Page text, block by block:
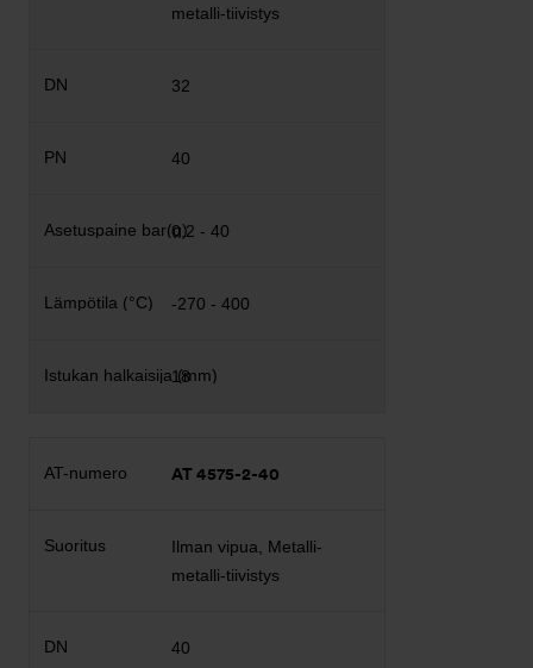
metalli-tiivistys
32
40
0,2 - 40
-270 - 400
18
AT 4575-2-40
Ilman vipua, Metalli-
metalli-tiivistys
40